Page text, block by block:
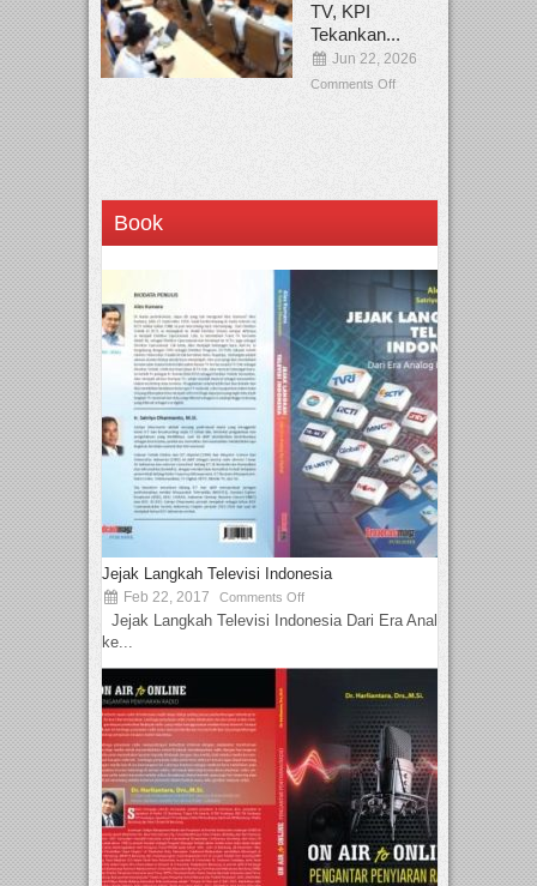
TV, KPI
Tekankan...
Jun 22, 2026
Comments Off
Book
Jejak Langkah Televisi Indonesia
Feb 22, 2017 Comments Off
Jejak Langkah Televisi Indonesia Dari Era Analog
ke...